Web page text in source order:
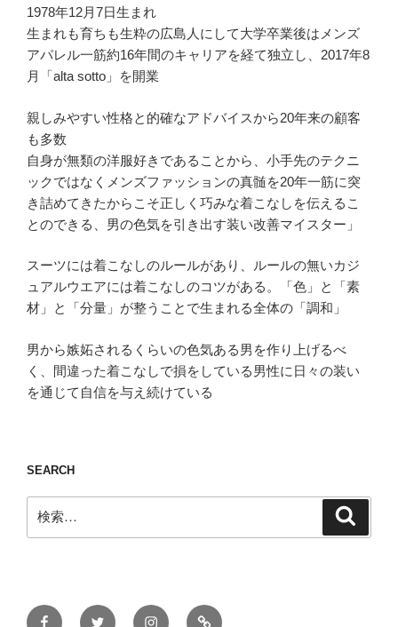
1978年12月7日生まれ
生まれも育ちも生粋の広島人にして大学卒業後はメンズ
アパレル一筋約16年間のキャリアを経て独立し、2017年8
月「alta sotto」を開業
親しみやすい性格と的確なアドバイスから20年来の顧客
も多数
自身が無類の洋服好きであることから、小手先のテクニ
ックではなくメンズファッションの真髄を20年一筋に突
き詰めてきたからこそ正しく巧みな着こなしを伝えるこ
とのできる、男の色気を引き出す装い改善マイスター」
スーツには着こなしのルールがあり、ルールの無いカジ
ュアルウエアには着こなしのコツがある。「色」と「素
材」と「分量」が整うことで生まれる全体の「調和」
男から嫉妬されるくらいの色気ある男を作り上げるべ
く、間違った着こなしで損をしている男性に日々の装い
を通じて自信を与え続けている
SEARCH
索:
FacebookTwitter InstagramONLINE